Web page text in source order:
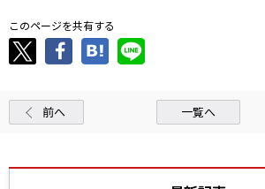
このページを共有する
前へ 一覧へ